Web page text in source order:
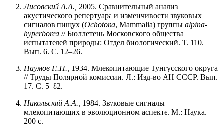
Лисовский А.А., 2005. Сравнительный анализ
акустического репертуара и изменчивости звуковых
сигналов пищух (Ochotona, Mammalia) группы alpina-
hyperborea // Бюллетень Московского общества
испытателей природы: Отдел биологический. Т. 110.
Вып. 6. С. 12–26.
Наумов Н.П., 1934. Млекопитающие Тунгусского округа
// Труды Полярной комиссии. Л.: Изд-во АН СССР. Вып.
17. С. 5–82.
Никольский А.А., 1984. Звуковые сигналы
млекопитающих в эволюционном аспекте. М.: Наука.
200 с.